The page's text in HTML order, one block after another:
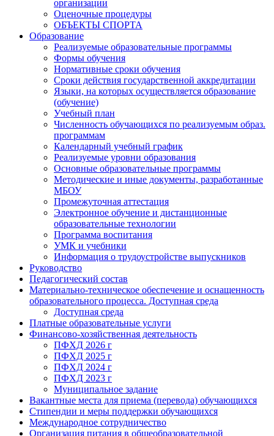
организации
Оценочные процедуры
ОБЪЕКТЫ СПОРТА
Образование
Реализуемые образовательные программы
Формы обучения
Нормативные сроки обучения
Сроки действия государственной аккредитации
Языки, на которых осуществляется образование
(обучение)
Учебный план
Численность обучающихся по реализуемым образ.
программам
Календарный учебный график
Реализуемые уровни образования
Основные образовательные программы
Методические и иные документы, разработанные
МБОУ
Промежуточная аттестация
Электронное обучение и дистанционные
образовательные технологии
Программа воспитания
УМК и учебники
Информация о трудоустройстве выпускников
Руководство
Педагогический состав
Материально-техническое обеспечение и оснащенность
образовательного процесса. Доступная среда
Доступная среда
Платные образовательные услуги
Финансово-хозяйственная деятельность
ПФХД 2026 г
ПФХД 2025 г
ПФХД 2024 г
ПФХД 2023 г
Муниципальное задание
Вакантные места для приема (перевода) обучающихся
Стипендии и меры поддержки обучающихся
Международное сотрудничество
Организация питания в общеобразовательной